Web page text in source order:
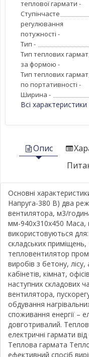
теплової гармати -
Ступінчасте
регулювання
потужності -
Тип -
Тип теплових гармат
за формою -
Тип теплових гармат
по портативності -
Ширина -
Всі характеристики
Опис
Основні
Напруга-380 В) два
вентилятора, м3/
мм-940х310х450 Маса,
використовуються
складських приміщень,
тепловентилятор
виробів з бетону, лісу,
кабінетів, кімнат,
наступних складових
вентилятора,
обдування
споживання енергії –
довготривалий.
електричні гармати
Теплова гармата
ефективний спосіб